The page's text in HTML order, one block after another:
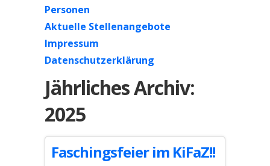
Personen
Aktuelle Stellenangebote
Impressum
Datenschutzerklärung
Jährliches Archiv:
2025
Faschingsfeier im KiFaZ!!